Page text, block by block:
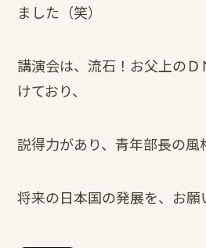
ました（笑）
講演会は、流石！お父上の
けており、
説得力があり、青年部長の風
将来の日本国の発展を、お願